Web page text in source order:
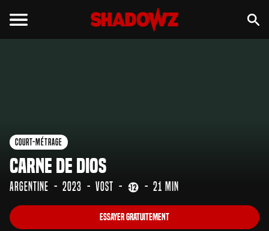
Court-Métrage
Carne de Dios
Argentine 2023 VOST 21 min
Essayer gratuitement